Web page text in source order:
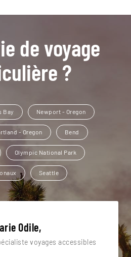
de voyage
?
Bay Newport - Oregon
- Oregon Bend
Olympic National Park
Seattle
Odile,
voyages accessibles